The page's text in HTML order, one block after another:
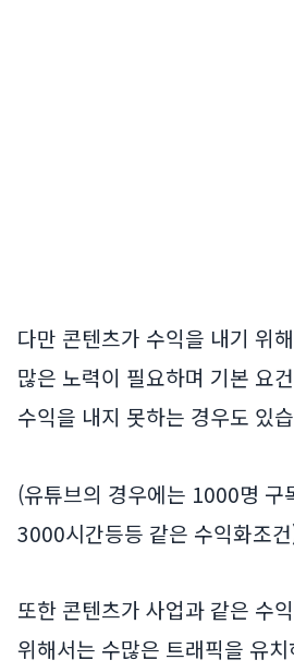
다만 콘텐츠가 수익을 내기 위
많은 노력이 필요하며 기본 요
수익을 내지 못하는 경우도 있
(유튜브의 경우에는 1000명 구
3000시간등등 같은 수익화조
또한 콘텐츠가 사업과 같은 수
위해서는 수많은 트래픽을 유